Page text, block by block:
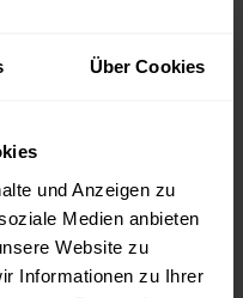
Über Cookies
und Anzeigen zu
Medien anbieten
Website zu
Informationen zu Ihrer
0,00 €
155,23 €
153,76 €
153,76 €
0,00 €
Ö-Norm C 1109 in € / 100